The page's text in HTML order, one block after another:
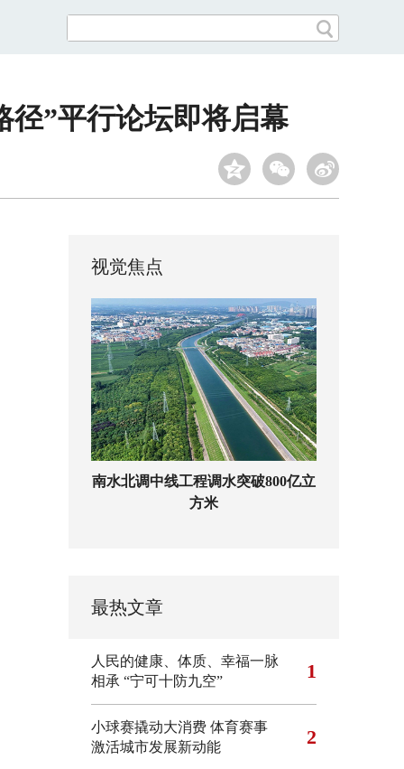
径”平行论坛即将启幕
视觉焦点
南水北调中线工程调水突破800亿立
方米
最热文章
人民的健康、体质、幸福一脉
相承 “宁可十防九空” 1
小球赛撬动大消费 体育赛事
激活城市发展新动能
2